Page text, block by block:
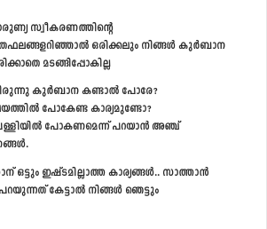
സ്വീകരണത്തിന്‍റെ
ഒരിക്കലും നിങ്ങള്‍ കുര്‍ബാന
മടങ്ങിപ്പോകില്ല
കുര്‍ബാന കണ്ടാല്‍ പോരേ?
പോകേണ്ട കാര്യമുണ്ടോ?
പോകണമെന്ന് പറയാന്‍ അഞ്ച്
ഒട്ടും ഇഷ്ടമില്ലാത്ത കാര്യങ്ങള്‍.. സാത്താന്‍
കേട്ടാല്‍ നിങ്ങള്‍ ഞെട്ടും